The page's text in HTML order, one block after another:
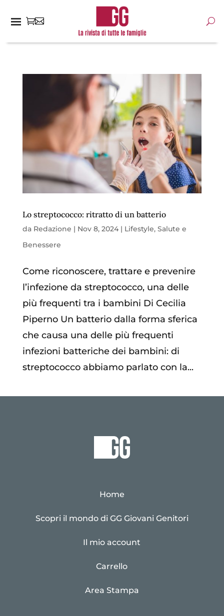
Lo streptococco: ritratto di un batterio
da Redazione | Nov 8, 2024| Lifestyle, Salute e
Benessere
Come riconoscere, trattare e prevenire
l’infezione da streptococco, una delle
più frequenti tra i bambini Di Cecilia
Piperno Un batterio dalla forma sferica
che causa una delle più frequenti
infezioni batteriche dei bambini: di
streptococco abbiamo parlato con la...
Home
Scopri il mondo di GG Giovani Genitori
Il mio account
Carrello
Area Stampa